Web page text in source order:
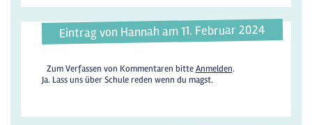
Eintrag von Hannah am 11. Februar 2024
Zum Verfassen von Kommentaren bitteAnmelden.
Ja. Lass uns über Schule reden wenn du magst.